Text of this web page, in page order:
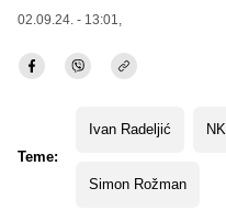
02.09.24. - 13:01,
Teme:
Ivan Radeljić
Simon Rožman